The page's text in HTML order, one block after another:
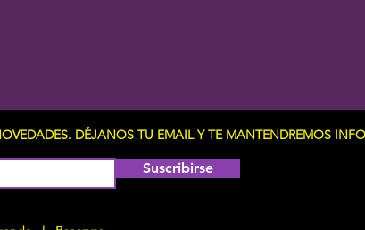
DÉJANOS TU EMAIL Y TE MANTENDREMOS
Suscribirse